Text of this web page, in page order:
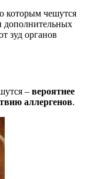
которым чешутся
дополнительных
зуд органов
– вероятнее
аллергенов.